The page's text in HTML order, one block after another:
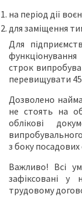
на період дії
для заміщення
Для
строк
перевищувати
Дозволено
не стоять на
облікові
з боку посадових
Важливо! Всі
зафіксовані у
трудовому